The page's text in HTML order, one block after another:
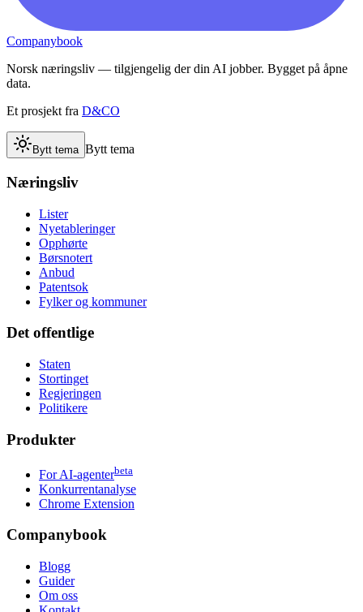
Companybook
Norsk næringsliv — tilgjengelig der din AI jobber. Bygget på åpne
data.
Et prosjekt fra D&CO
Bytt tema Bytt tema
Næringsliv
Lister
Nyetableringer
Opphørte
Børsnotert
Anbud
Patentsok
Fylker og kommuner
Det offentlige
Staten
Stortinget
Regjeringen
Politikere
Produkter
For AI-agenterbeta
Konkurrentanalyse
Chrome Extension
Companybook
Blogg
Guider
Om oss